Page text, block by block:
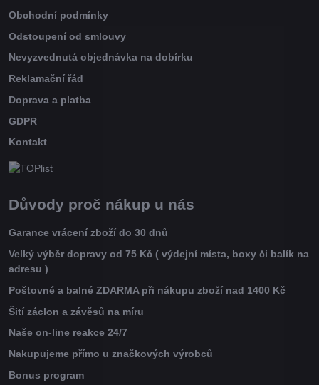
Obchodní podmínky
Odstoupení od smlouvy
Nevyzvednutá objednávka na dobírku
Reklamační řád
Doprava a platba
GDPR
Kontakt
Důvody proč nákup u nás
Garance vrácení zboží do 30 dnů
Velký výběr dopravy od 75 Kč ( výdejní místa, boxy či balík na
adresu )
Poštovné a balné ZDARMA při nákupu zboží nad 1400 Kč
Šití záclon a závěsů na míru
Naše on-line reakce 24/7
Nakupujeme přímo u značkových výrobců
Bonus program